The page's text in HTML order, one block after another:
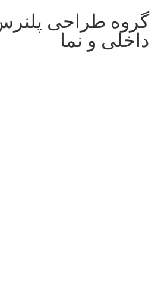
گروه طراحی
داخلی و نما